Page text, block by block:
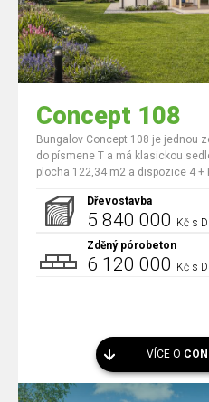
Concept 108
Bungalov Concept 108 je jednou
do písmene T a má klasickou
plocha 122,34 m2 a dispozice 4 +
Dřevostavba
5 840 000 Kč s
Zděný pórobeton
6 120 000 Kč s
VÍCE O